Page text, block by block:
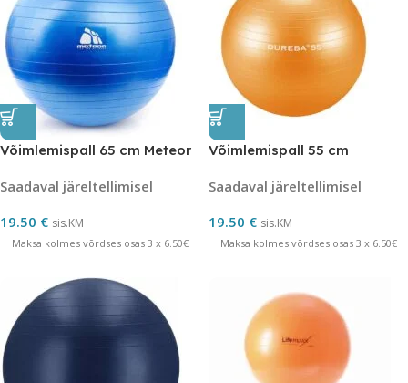
Võimlemispall 65 cm Meteor
Saadaval järeltellimisel
19.50 € sis.KM
Maksa kolmes võrdses osas 3 x 6.50€
Võimlemispall 55 cm
Saadaval järeltellimisel
19.50 € sis.KM
Maksa kolmes võrdses osas 3 x 6.50€